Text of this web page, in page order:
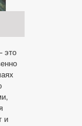
это
и